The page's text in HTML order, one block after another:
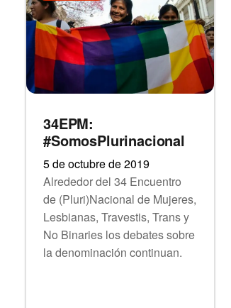
34EPM:
#SomosPlurinacional
5 de octubre de 2019
Alrededor del 34 Encuentro
de (Pluri)Nacional de Mujeres,
Lesbianas, Travestis, Trans y
No Binaries los debates sobre
la denominación continuan.